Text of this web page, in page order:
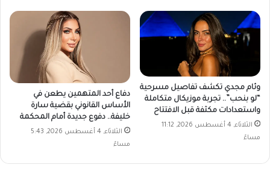
وئام مجدي تكشف تفاصيل مسرحية
“لو بنحب”.. تجربة موزيكال متكاملة
واستعدادات مكثفة قبل الافتتاح
الثلاثاء, 4 أغسطس 2026, 11:12
مساءً
دفاع أحد المتهمين يطعن في
الأساس القانوني بقضية سارة
خليفة.. دفوع جديدة أمام المحكمة
الثلاثاء, 4 أغسطس 2026, 5:43
مساءً